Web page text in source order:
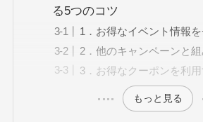
る5つのコツ
1．お得なイベント情報
2．他のキャンペーンと
3．お得なクーポンを利用
もっと見る